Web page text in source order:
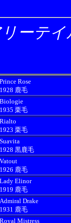
ーテイ
Prince Rose
1928 鹿毛
Biologie
1935 栗毛
Rialto
1923 栗毛
Suavita
1928 黒鹿毛
Vatout
1926 鹿毛
Lady Elinor
1919 鹿毛
Admiral Drake
1931 鹿毛
Royal Mistress